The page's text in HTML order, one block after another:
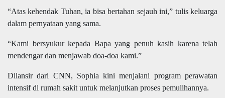
“Atas kehendak Tuhan, ia bisa bertahan sejauh ini,” tulis keluarga
dalam pernyataan yang sama.
“Kami bersyukur kepada Bapa yang penuh kasih karena telah
mendengar dan menjawab doa-doa kami.”
Dilansir dari CNN, Sophia kini menjalani program perawatan
intensif di rumah sakit untuk melanjutkan proses pemulihannya.